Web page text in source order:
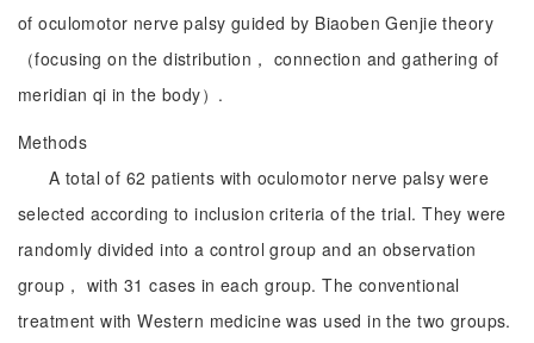
of oculomotor nerve palsy guided by Biaoben Genjie theory
（focusing on the distribution， connection and gathering of
meridian qi in the body）.
Methods
A total of 62 patients with oculomotor nerve palsy were
selected according to inclusion criteria of the trial. They were
randomly divided into a control group and an observation
group， with 31 cases in each group. The conventional
treatment with Western medicine was used in the two groups.